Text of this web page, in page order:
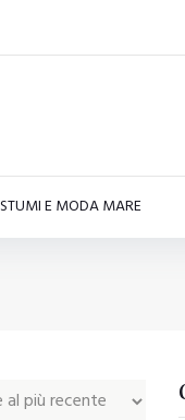
E MODA MARE